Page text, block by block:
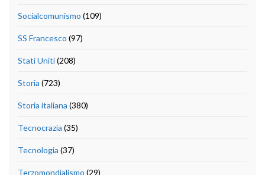
Socialcomunismo (109)
SS Francesco (97)
Stati Uniti(208)
Storia (723)
Storia italiana (380)
Tecnocrazia (35)
Tecnologia (37)
Terzomondialismo (29)